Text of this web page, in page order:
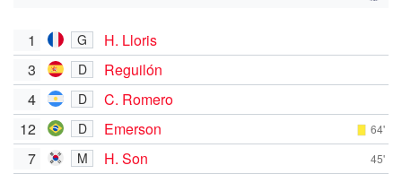
1 G
H. Lloris
3
D
Reguilón
4
D
C. Romero
12
D Emerson 64'
7 M H. Son 45'